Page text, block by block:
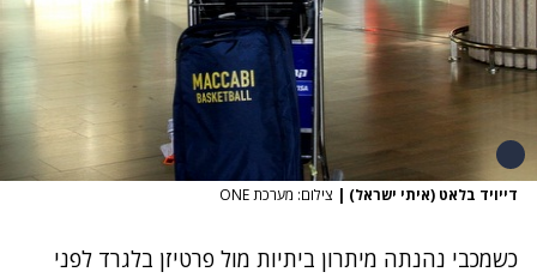
דייויד בלאט (איתי ישראל) | צילום: מערכת ONE
כשמכבי נהנתה מיתרון ביתיות מול פרטיזן בלגרד לפני